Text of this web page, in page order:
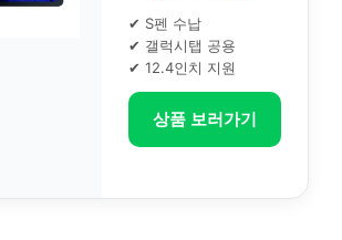
✔ S펜 수납
✔ 갤럭시탭 공용
✔ 12.4인치 지원
상품 보러가기